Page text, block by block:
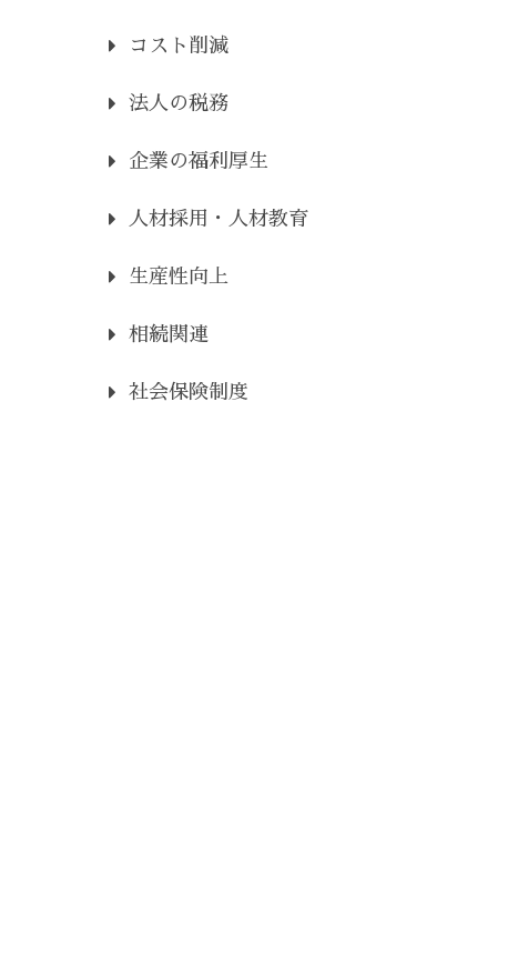
コスト削減
法人の税務
企業の福利厚生
人材採用・人材教育
生産性向上
相続関連
社会保険制度